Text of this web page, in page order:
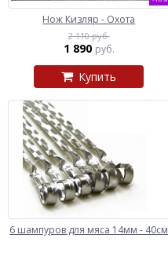
Нож Кизляр - Охота
2 110 руб.
1 890 руб.
Купить
6 шампуров для мяса 14мм - 40см